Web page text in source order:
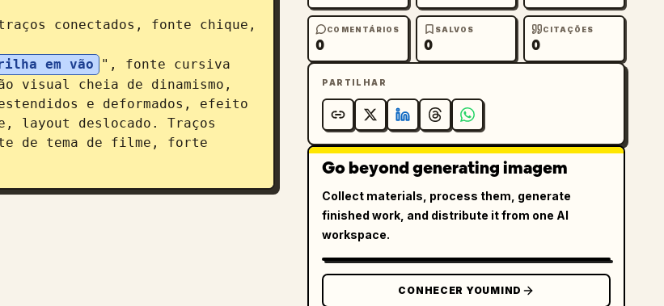
conectados, fonte chique,
em vão
", fonte cursiva
visual cheia de dinamismo,
e deformados, efeito
layout deslocado. Traços
de tema de filme, forte
COMENTÁRIOS
0
SALVOS
0
CITAÇÕES
0
PARTILHAR
Go beyond generating imagem
Collect materials, process them, generate
finished work, and distribute it from one AI
workspace.
CONHECER YOUMIND